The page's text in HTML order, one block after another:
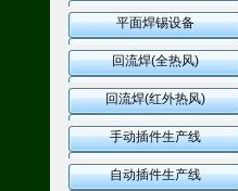
平面焊锡设备
回流焊(全热风)
回流焊(红外热风)
手动插件生产线
自动插件生产线